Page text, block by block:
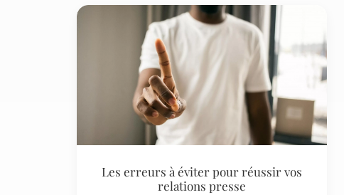
Les erreurs à éviter pour réussir vos
relations presse